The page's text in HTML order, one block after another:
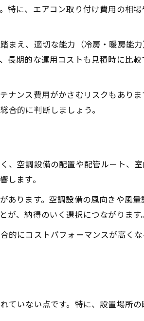
際の注意点
用の目安
件の関係
考え方
り比較法
ビスの活用
極める
する方法
の交渉術
定法
抑える方法
ぐポイント
に、エアコン取り付け費用の相
まえ、適切な能力（冷房・暖房能
長期的な運用コストも見積時に比
ナンス費用がかさむリスクもあり
合的に判断しましょう。
、空調設備の配置や配管ルート、
します。
あります。空調設備の風向きや風
、納得のいく選択につながります。
的にコストパフォーマンスが高く
ていない点です。特に、設置場所